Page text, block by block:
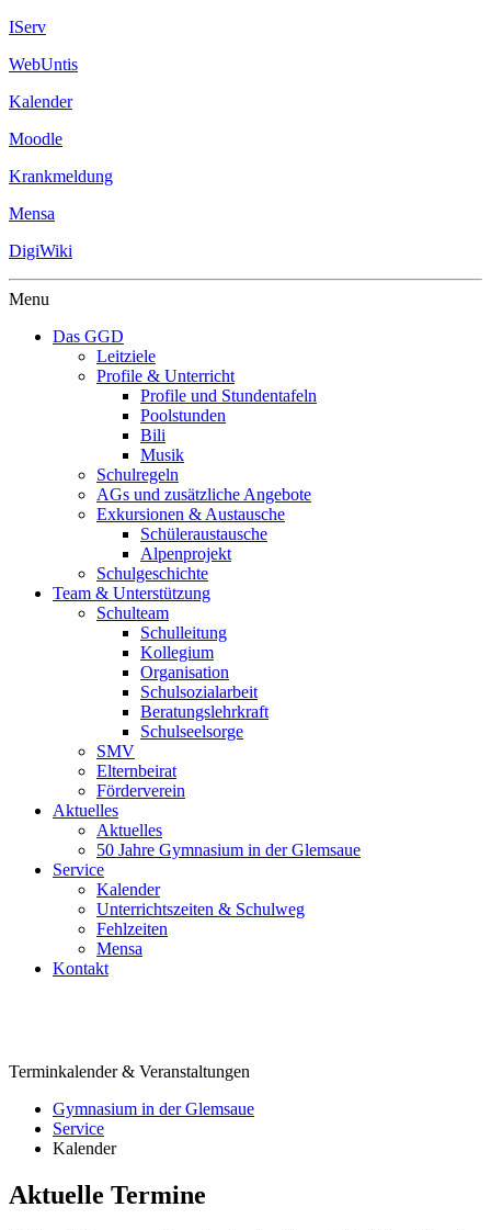
IServ
WebUntis
Kalender
Moodle
Krankmeldung
Mensa
DigiWiki
Menu
Das GGD
Leitziele
Profile & Unterricht
Profile und Stundentafeln
Poolstunden
Bili
Musik
Schulregeln
AGs und zusätzliche Angebote
Exkursionen & Austausche
Schüleraustausche
Alpenprojekt
Schulgeschichte
Team & Unterstützung
Schulteam
Schulleitung
Kollegium
Organisation
Schulsozialarbeit
Beratungslehrkraft
Schulseelsorge
SMV
Elternbeirat
Förderverein
Aktuelles
Aktuelles
50 Jahre Gymnasium in der Glemsaue
Service
Kalender
Unterrichtszeiten & Schulweg
Fehlzeiten
Mensa
Kontakt
Terminkalender & Veranstaltungen
Gymnasium in der Glemsaue
Service
Kalender
Aktuelle Termine